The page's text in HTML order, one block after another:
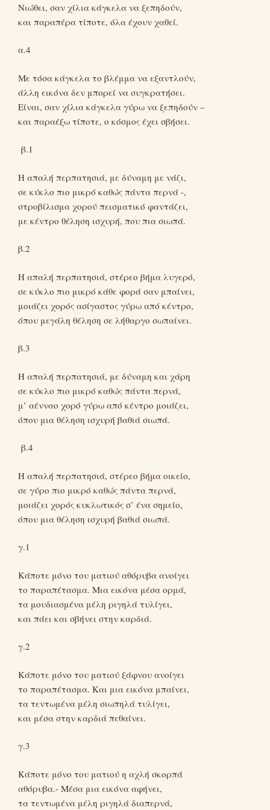
Νιώθει, σαν χίλια κάγκελα να ξεπηδούν,
και παραπέρα τίποτε, όλα έχουν χαθεί.
α.4
Με τόσα κάγκελα το βλέμμα να εξαντλούν,
άλλη εικόνα δεν μπορεί να συγκρατήσει.
Είναι, σαν χίλια κάγκελα γύρω να ξεπηδούν –
και παραέξω τίποτε, ο κόσμος έχει σβήσει.
β.1
Η απαλή περπατησιά, με δύναμη με νάζι,
σε κύκλο πιο μικρό καθώς πάντα περνά -,
στροβίλισμα χορού πεισματικό φαντάζει,
με κέντρο θέληση ισχυρή, που πια σιωπά.
β.2
Η απαλή περπατησιά, στέρεο βήμα λυγερό,
σε κύκλο πιο μικρό κάθε φορά σαν μπαίνει,
μοιάζει χορός ασίγαστος γύρω από κέντρο,
όπου μεγάλη θέληση σε λήθαργο σωπαίνει.
β.3
Η απαλή περπατησιά, με δύναμη και χάρη
σε κύκλο πιο μικρό καθώς πάντα περνά,
μ’ αένναο χορό γύρω από κέντρο μοιάζει,
όπου μια θέληση ισχυρή βαθιά σιωπά.
β.4
Η απαλή περπατησιά, στέρεο βήμα οικείο,
σε γύρο πιο μικρό καθώς πάντα περνά,
μοιάζει χορός κυκλωτικός σ’ ένα σημείο,
όπου μια θέληση ισχυρή βαθιά σιωπά.
γ.1
Κάποτε μόνο του ματιού αθόρυβα ανοίγει
το παραπέτασμα. Μια εικόνα μέσα ορμά,
τα μουδιασμένα μέλη ριγηλά τυλίγει,
και πάει και σβήνει στην καρδιά.
γ.2
Κάποτε μόνο του ματιού ξάφνου ανοίγει
το παραπέτασμα. Και μια εικόνα μπαίνει,
τα τεντωμένα μέλη σιωπηλά τυλίγει,
και μέσα στην καρδιά πεθαίνει.
γ.3
Κάποτε μόνο του ματιού η αχλή σκορπά
αθόρυβα.- Μέσα μια εικόνα αφήνει,
τα τεντωμένα μέλη ριγηλά διαπερνά,